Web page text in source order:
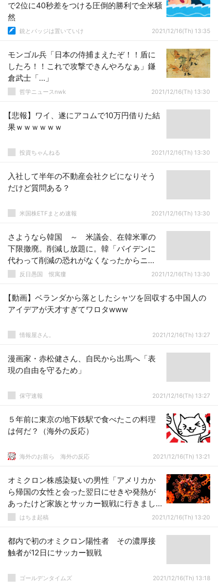
で2位に40秒差をつける圧倒的勝利で全米騒
然
銃とバッジは置いていけ 2021/12/16(Th) 13:35
モンゴル兵「日本の侍捕まえたぞ！！盾に
したろ！！これで攻撃できんやろなぁ」鎌
倉武士「…」
哲学ニュースnwk 2021/12/16(Th) 13:30
【悲報】ワイ、遂にアコムで10万円借りた結
果ｗｗｗｗｗｗ
投資ちゃんねる 2021/12/16(Th) 13:30
入社して半年の不動産会社クビになりそう
だけど質問ある？
米国株ETFまとめ速報 2021/12/16(Th) 13:30
さようなら韓国 ～ 米議会、在韓米軍の
下限撤廃。削減し放題に。韓「バイデンに
代わって削減の恐れがなくなったからニ
ダ」反日愚国 恨寓瘻 2021/12/16(Th) 13:30
【動画】ベランダから落としたシャツを回収する中国人の
アイデアが天才すぎてワロタwww
情報屋さん。 2021/12/16(Th) 13:27
漫画家・赤松健さん、自民から出馬へ「表
現の自由を守るため」
保守速報 2021/12/16(Th) 13:27
５年前に東京の地下鉄駅で食べたこの料理
は何だ？（海外の反応）
海外のお前ら 海外の反応 2021/12/16(Th) 13:21
オミクロン株感染疑いの男性「アメリカか
ら帰国の女性と会った翌日にせきや発熱が
あったけど家族とサッカー観戦に行きまし
た」はちま起稿 2021/12/16(Th) 13:20
都内で初のオミクロン陽性者 その濃厚接
触者が12日にサッカー観戦
ゴールデンタイムズ 2021/12/16(Th) 13:18